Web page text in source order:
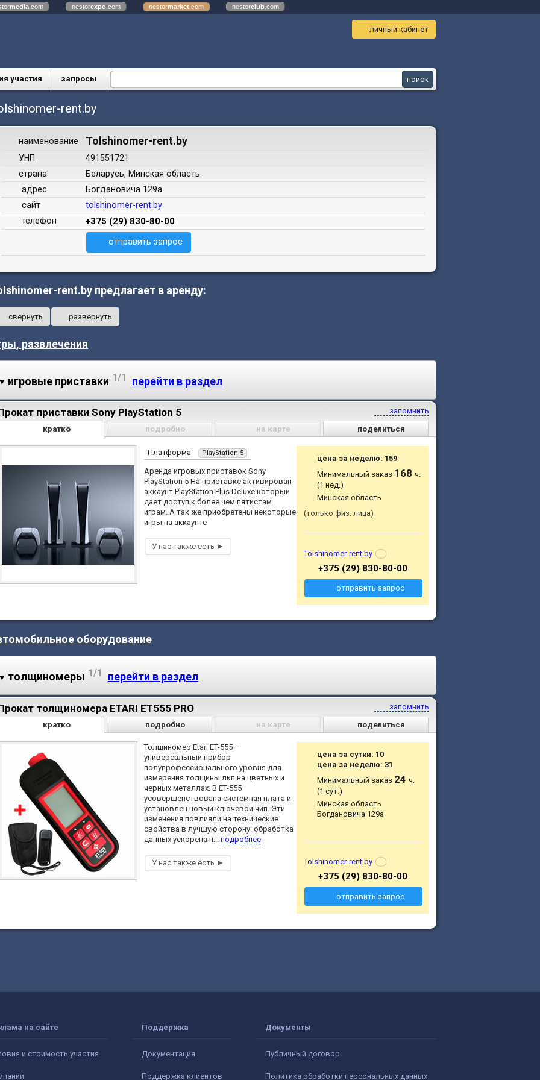
media .com nestorexpo .com nestormarket .com nestorclub .com
личный кабинет
участия запросы
rent.by
наименование Tolshinomer-rent.by
УНП
491551721
страна
Беларусь, Минская область
адрес
Богдановича 129а
сайт
tolshinomer-rent.by
телефон
+375 (29) 830-80-00
отправить запрос
rent.by предлагает в аренду:
свернуть развернуть
развлечения
игровые приставки 1/1 перейти в раздел
запомнить
приставки Sony PlayStation 5
кратко подробно на карте поделиться
Платформа PlayStation 5
Аренда игровых приставок Sony
PlayStation 5 На приставке активирован
аккаунт PlayStation Plus Deluxe который
дает доступ к более чем пятистам
играм. А так же приобретены некоторые
игры на аккаунте
цена за неделю: 159
Минимальный заказ 168ч.
(1 нед.)
Минская область
только физ. лица
Tolshinomer-rent.by
+375 (29) 830-80-00
отправить запрос
оборудование
толщиномеры 1/1 перейти в раздел
запомнить
толщиномера ETARI ET555 PRO
кратко подробно на карте поделиться
Толщиномер Etari ET-555 –
универсальный прибор
полупрофессионального уровня для
измерения толщины лкп на цветных и
черных металлах. В ET-555
усовершенствована системная плата и
установлен новый ключевой чип. Эти
изменения повлияли на технические
свойства в лучшую сторону: обработка
данных ускорена н... подробнее
цена за сутки: 10
цена за неделю: 31
Минимальный заказ 24ч.
(1 сут.)
Минская область
Богдановича 129а
Tolshinomer-rent.by
+375 (29) 830-80-00
отправить запрос
на сайте
и стоимость участия
Поддержка
Документация
Поддержка клиентов
Документы
Публичный договор
Политика обработки персональных данных